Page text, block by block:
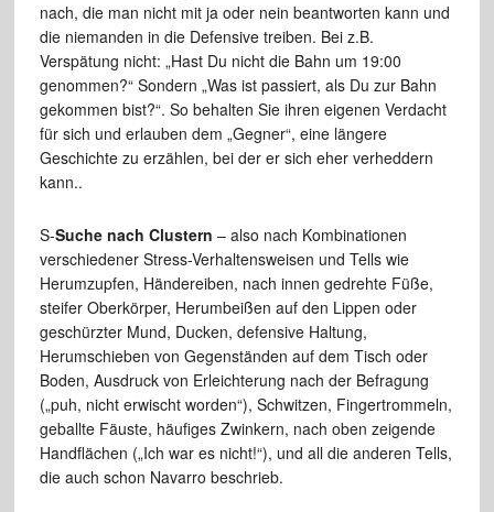
nach, die man nicht mit ja oder nein beantworten kann und
die niemanden in die Defensive treiben. Bei z.B.
Verspätung nicht: „Hast Du nicht die Bahn um 19:00
genommen?“ Sondern „Was ist passiert, als Du zur Bahn
gekommen bist?“. So behalten Sie ihren eigenen Verdacht
für sich und erlauben dem „Gegner“, eine längere
Geschichte zu erzählen, bei der er sich eher verheddern
kann..
S-Suche nach Clustern – also nach Kombinationen
verschiedener Stress-Verhaltensweisen und Tells wie
Herumzupfen, Händereiben, nach innen gedrehte Füße,
steifer Oberkörper, Herumbeißen auf den Lippen oder
geschürzter Mund, Ducken, defensive Haltung,
Herumschieben von Gegenständen auf dem Tisch oder
Boden, Ausdruck von Erleichterung nach der Befragung
(„puh, nicht erwischt worden“), Schwitzen, Fingertrommeln,
geballte Fäuste, häufiges Zwinkern, nach oben zeigende
Handflächen („Ich war es nicht!“), und all die anderen Tells,
die auch schon Navarro beschrieb.